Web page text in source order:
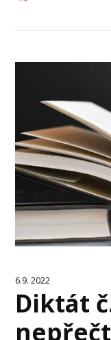
6.9. 2022
Diktát